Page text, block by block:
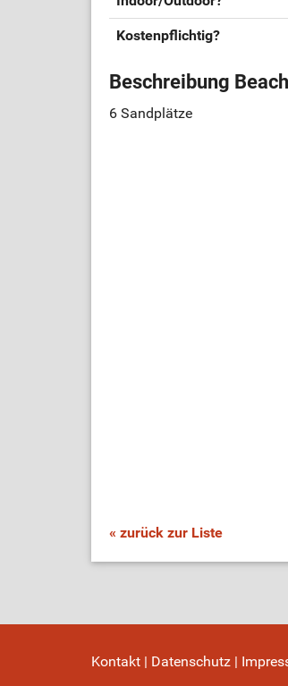
Kostenpflichtig?
Beschreibung
6 Sandplätze
« zurück zur Liste
Kontakt | Datenschutz |